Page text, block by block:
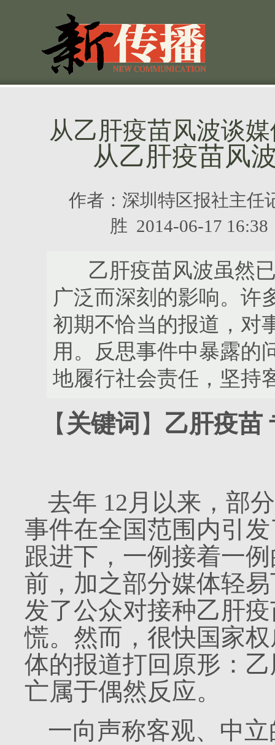
从乙肝疫苗风波谈
从乙肝疫苗风
作者： 深圳特区报社主任
胜 2014-06-17
乙肝疫苗风波虽然已
广泛而深刻的影响。许
初期不恰当的报道，对
用。反思事件中暴露的
地履行社会责任，坚持
【 关键词 】 乙肝疫苗
去年 12 月以来，部
事件在全国范围内引
跟进下，一例接着一
前，加之部分媒体轻
发了公众对接种乙肝
慌。然而，很快国家
体的报道打回原形：
亡属于偶然反应。
一向声称客观、中